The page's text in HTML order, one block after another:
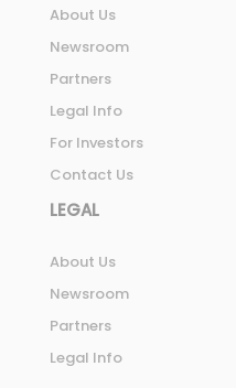
About Us
Newsroom
Partners
Legal Info
For Investors
Contact Us
LEGAL
About Us
Newsroom
Partners
Legal Info